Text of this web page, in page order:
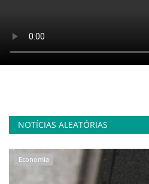
NOTÍCIAS ALEATÓRIAS
Economia